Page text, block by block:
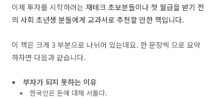
이제 투자를 시작하려는 재테크 초보분들이나 첫 월급을 받기 전
의 사회 초년생 분들에게 교과서로 추천할 만한 책입니다.
이 책은 크게 3 부분으로 나뉘어 있는데요. 한 문장씩 으로 요약
하자면 다음과 같습니다.
부자가 되지 못하는 이유
한국인은 돈에 대해 서툴다.